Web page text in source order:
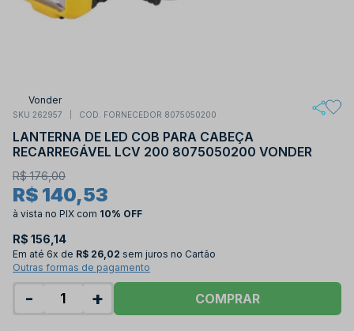
Vonder
SKU 262957 COD. FORNECEDOR 8075050200
LANTERNA DE LED COB PARA CABEÇA
RECARREGÁVEL LCV 200 8075050200 VONDER
R$ 176,00
R$ 140,53
à vista no PIX com 10% OFF
R$ 156,14
Em até 6x de R$ 26,02 sem juros no Cartão
Outras formas de pagamento
- + COMPRAR